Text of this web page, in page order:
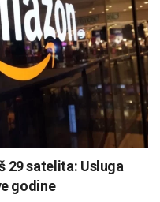
29 satelita: Usluga
godine